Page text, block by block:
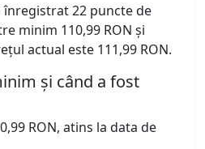
înregistrat 22 puncte de
minim 110,99 RON și
actual este 111,99 RON.
și când a fost
RON, atins la data de